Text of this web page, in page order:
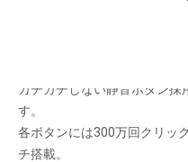
カチカチしない静音ボタン
す。
各ボタンには300万回クリッ
チ搭載。